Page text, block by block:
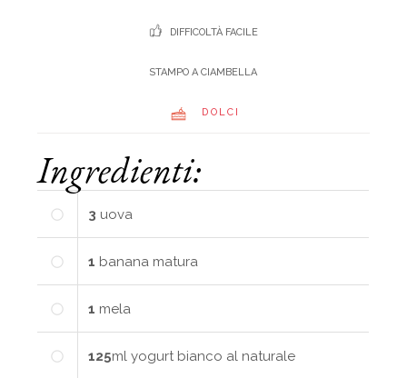
DIFFICOLTÀ FACILE
STAMPO A CIAMBELLA
DOLCI
Ingredienti:
3 uova
1 banana matura
1 mela
125ml yogurt bianco al naturale